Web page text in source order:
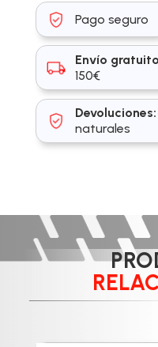
Pago seguro
Envío
150€
Devoluciones:
naturales